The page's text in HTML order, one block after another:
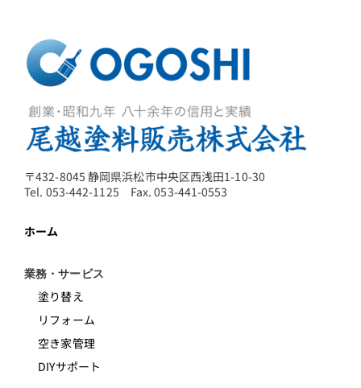
〒432-8045 静岡県浜松市中央区西浅田1-10-30
Tel. 053-442-1125 Fax. 053-441-0553
ホーム
業務・サービス
塗り替え
リフォーム
空き家管理
DIYサポート